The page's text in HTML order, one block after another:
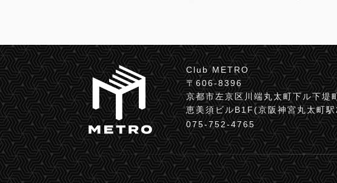
Club METRO
〒606-8396
京都市左京区川端丸太町下ル下堤
恵美須ビルB1F(京阪神宮丸太町
075-752-4765